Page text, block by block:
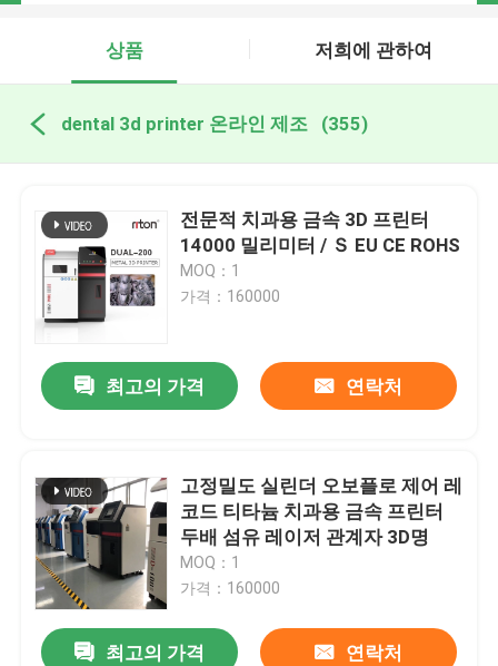
상품 저희에 관하여
dental 3d printer 온라인 제조 (355)
전문적 치과용 금속 3D 프린터
14000 밀리미터 / Ｓ EU CE ROHS
MOQ：1
가격：160000
최고의 가격 연락처
고정밀도 실린더 오보플로 제어 레
코드 티타늄 치과용 금속 프린터
두배 섬유 레이저 관계자 3D명
MOQ：1
가격：160000
최고의 가격 연락처